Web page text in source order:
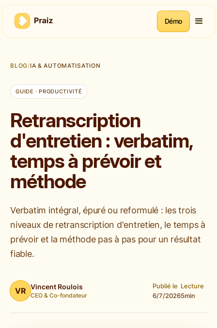
Démo
BLOG/IA & AUTOMATISATION
GUIDE · PRODUCTIVITÉ
Retranscription
d'entretien : verbatim,
temps à prévoir et
méthode
Verbatim intégral, épuré ou reformulé : les trois
niveaux de retranscription d'entretien, le temps à
prévoir et la méthode pas à pas pour un résultat
fiable.
VR Vincent Roulois
CEO & Co-fondateur
Publié le
6/7/2026
Lecture
5min